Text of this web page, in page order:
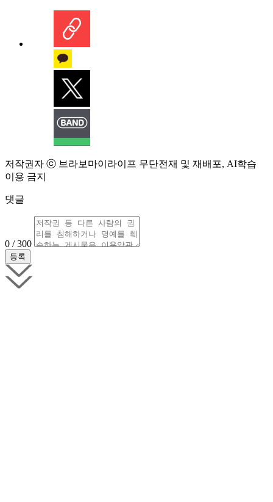
저작권자 ⓒ 브라보마이라이프 무단전재 및 재배포, AI학습
이용 금지
댓글
0 / 300